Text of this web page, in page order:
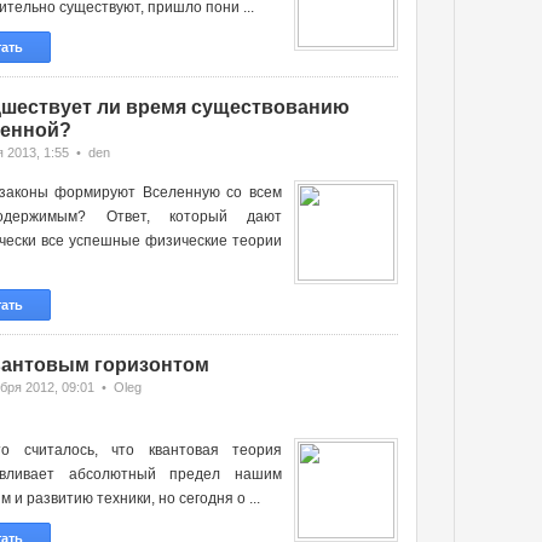
существуют, пришло пони ...
ли время существованию
2013, 1:55 • den
формируют Вселенную со всем
Ответ, который дают
все успешные физические теории
горизонтом
2012, 09:01 • Oleg
считалось, что квантовая теория
абсолютный предел нашим
и развитию техники, но сегодня о ...